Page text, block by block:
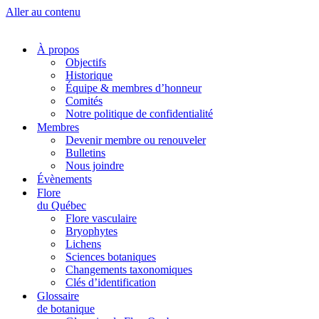
Aller au contenu
À propos
Objectifs
Historique
Équipe & membres d’honneur
Comités
Notre politique de confidentialité
Membres
Devenir membre ou renouveler
Bulletins
Nous joindre
Évènements
Flore
du Québec
Flore vasculaire
Bryophytes
Lichens
Sciences botaniques
Changements taxonomiques
Clés d’identification
Glossaire
de botanique